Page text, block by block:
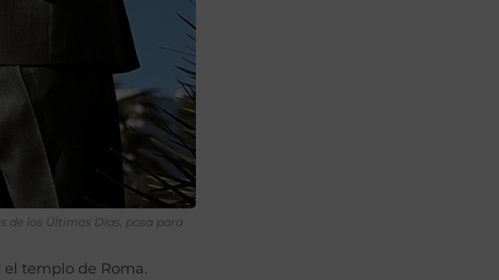
de los Últimos Días, posa para
templo de Roma.